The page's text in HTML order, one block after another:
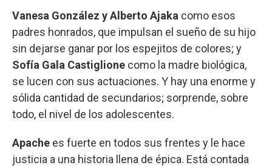
Vanesa González y Alberto Ajaka como esos
padres honrados, que impulsan el sueño de su hijo
sin dejarse ganar por los espejitos de colores; y
Sofía Gala Castiglione como la madre biológica,
se lucen con sus actuaciones. Y hay una enorme y
sólida cantidad de secundarios; sorprende, sobre
todo, el nivel de los adolescentes.
Apache es fuerte en todos sus frentes y le hace
justicia a una historia llena de épica. Está contada